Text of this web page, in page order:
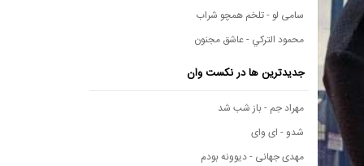
سامی لو - تلخم همچو شراب
محمود التركي - عاشق مجنون
جدیدترین ها در نکست وان
مهراد جم - باز شب شد
شدو - ای وای
مهدی جهانی - دیوونه بودم